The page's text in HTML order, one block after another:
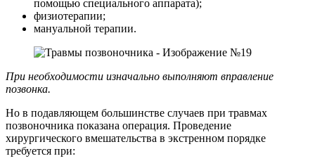
помощью специального аппарата);
физиотерапии;
мануальной терапии.
При необходимости изначально выполняют вправление
позвонка.
Но в подавляющем большинстве случаев при травмах
позвоночника показана операция. Проведение
хирургического вмешательства в экстренном порядке
требуется при: